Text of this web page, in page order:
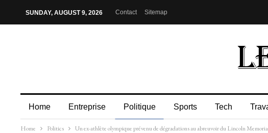
SUNDAY, AUGUST 9, 2026 Contact Sitemap
Home Entreprise Politique Sports Tech
Home Politics Un ex-athlète olympique prévenu de dégradations au abreuvoir du Lincoln